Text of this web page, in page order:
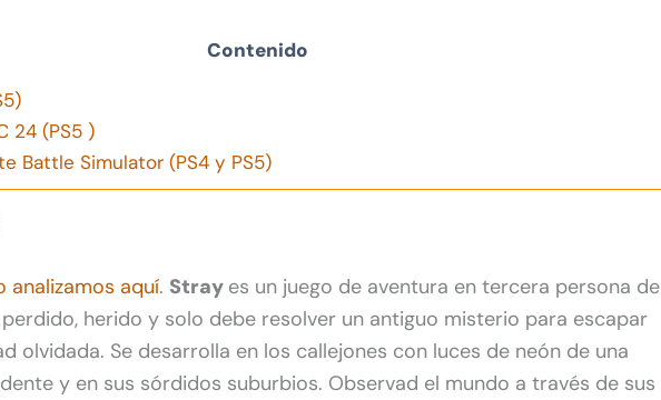
Contenido
24 (PS5 )
Battle Simulator (PS4 y PS5)
analizamos aquí. Stray es un juego de aventura en tercera persona de
herido y solo debe resolver un antiguo misterio para escapar
olvidada. Se desarrolla en los callejones con luces de neón de una
y en sus sórdidos suburbios. Observad el mundo a través de sus